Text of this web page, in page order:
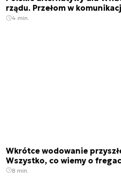
rządu. Przełom w
4 min.
Wkrótce wodowanie
Wszystko, co wiemy o
8 min.